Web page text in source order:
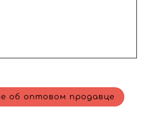
об оптовом продавце